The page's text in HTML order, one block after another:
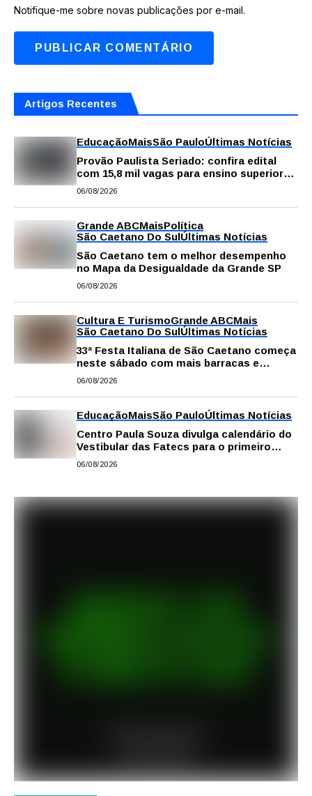
Notifique-me sobre novas publicações por e-mail.
Artigos Recentes
EducaçãoMaisSão PauloÚltimas Notícias
Provão Paulista Seriado: confira edital
com 15,8 mil vagas para ensino superior
público
06/08/2026
Grande ABCMaisPolítica
São Caetano Do SulÚltimas Notícias
São Caetano tem o melhor desempenho
no Mapa da Desigualdade da Grande SP
06/08/2026
Cultura E TurismoGrande ABCMais
São Caetano Do SulÚltimas Notícias
33ª Festa Italiana de São Caetano começa
neste sábado com mais barracas e
novidades em decoração e atrações
06/08/2026
EducaçãoMaisSão PauloÚltimas Notícias
Centro Paula Souza divulga calendário do
Vestibular das Fatecs para o primeiro
semestre de 2027
06/08/2026